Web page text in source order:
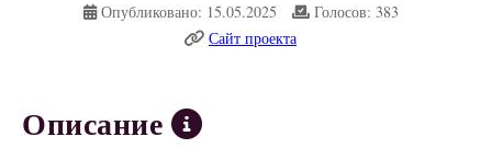
Опубликовано: 15.05.2025
Голосов: 383
Сайт проекта
Описание